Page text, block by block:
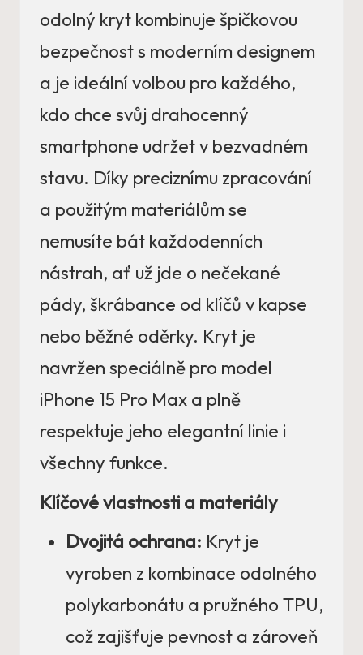
odolný kryt kombinuje špičkovou
bezpečnost s moderním designem
a je ideální volbou pro každého,
kdo chce svůj drahocenný
smartphone udržet v bezvadném
stavu. Díky preciznímu zpracování
a použitým materiálům se
nemusíte bát každodenních
nástrah, ať už jde o nečekané
pády, škrábance od klíčů v kapse
nebo běžné oděrky. Kryt je
navržen speciálně pro model
iPhone 15 Pro Max a plně
respektuje jeho elegantní linie i
všechny funkce.
Klíčové vlastnosti a materiály
Dvojitá ochrana: Kryt je
vyroben z kombinace odolného
polykarbonátu a pružného TPU,
což zajišťuje pevnost a zároveň